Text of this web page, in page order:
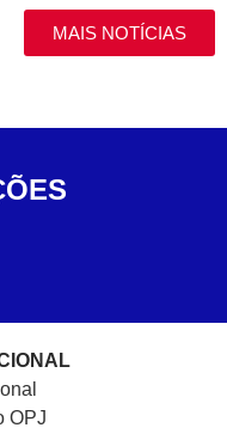
MAIS NOTÍCIAS
OPJ